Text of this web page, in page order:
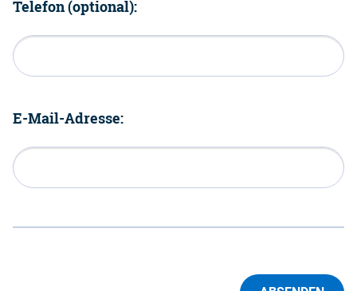
Telefon (optional):
E-Mail-Adresse: